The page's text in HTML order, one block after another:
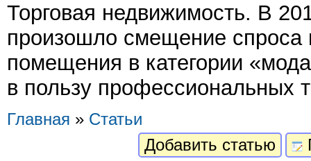
Торговая недвижимость. В
произошло смещение спроса
помещения в категории
в пользу профессиональных
Главная » Статьи
Добавить статью